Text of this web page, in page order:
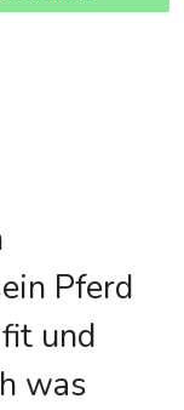
Pferd
und
was